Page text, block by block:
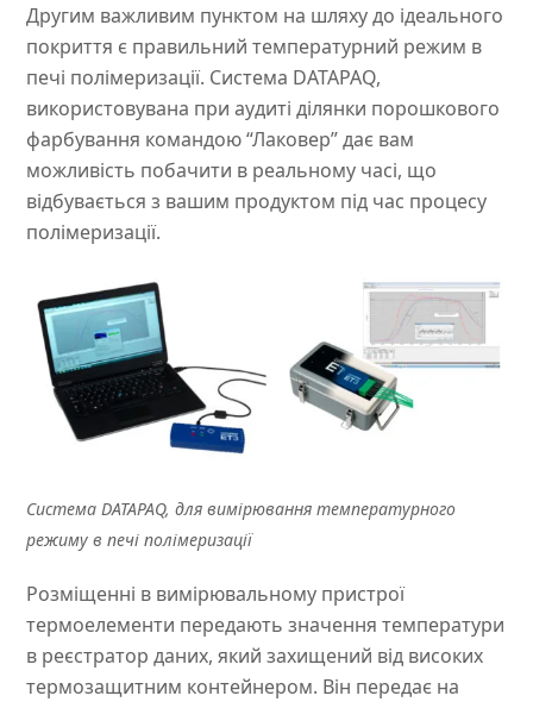
Другим важливим пунктом на шляху до ідеального
покриття є правильний температурний режим в
печі полімеризації. Система DATAPAQ,
використовувана при аудиті ділянки порошкового
фарбування командою “Лаковер” дає вам
можливість побачити в реальному часі, що
відбувається з вашим продуктом під час процесу
полімеризації.
Система DATAPAQ, для вимірювання температурного
режиму в печі полімеризації
Розміщенні в вимірювальному пристрої
термоелементи передають значення температури
в реєстратор даних, який захищений від високих
термозащитним контейнером. Він передає на